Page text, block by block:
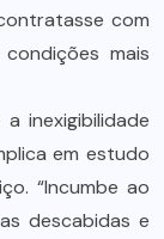
com
mais
inexigibilidade
em estudo
“Incumbe ao
descabidas e